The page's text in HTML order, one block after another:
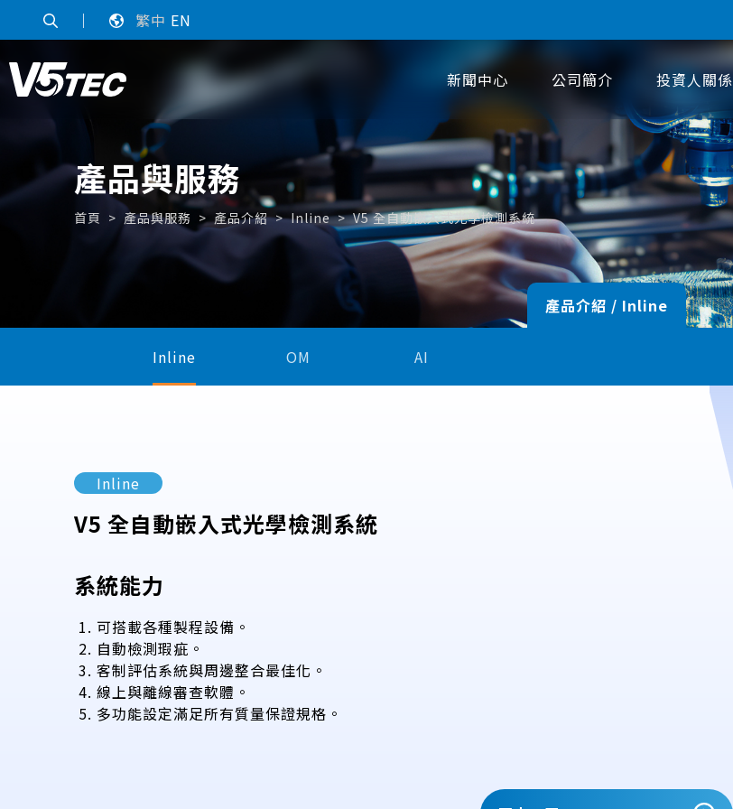
｜ 繁中 EN
新聞中心 公司簡介 投資人關係
產品與服務
首頁 產品與服務 產品介紹 Inline V5 全自動嵌入式光學檢測系統
產品介紹 / Inline
Inline OM AI
Inline
V5 全自動嵌入式光學檢測系統
系統能力
可搭載各種製程設備。
自動檢測瑕疵。
客制評估系統與周邊整合最佳化。
線上與離線審查軟體。
多功能設定滿足所有質量保證規格。